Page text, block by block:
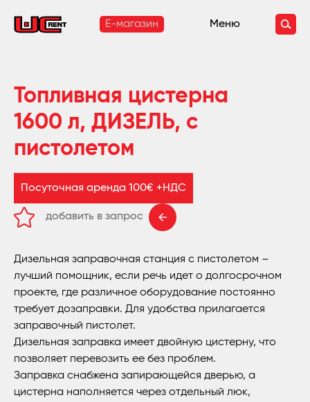
E-магазин Меню
Топливная цистерна
1600 л, ДИЗЕЛЬ, с
пистолетом
Посуточная аренда 100€ +НДС
добавить в запрос
Дизельная заправочная станция с пистолетом –
лучший помощник, если речь идет о долгосрочном
проекте, где различное оборудование постоянно
требует дозаправки. Для удобства прилагается
заправочный пистолет.
Дизельная заправка имеет двойную цистерну, что
позволяет перевозить ее без проблем.
Заправка снабжена запирающейся дверью, а
цистерна наполняется через отдельный люк,